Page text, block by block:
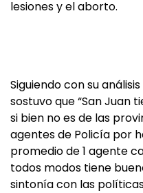
lesiones y el aborto.
Siguiendo con su
sostuvo que “San Juan
si bien no es de las
agentes de Policía por
promedio de 1 agente
todos modos tiene
sintonía con las